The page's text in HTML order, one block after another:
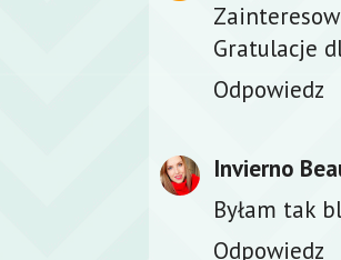
Gratulacje
Odpowiedz
Invierno
Byłam tak
Odpowiedz